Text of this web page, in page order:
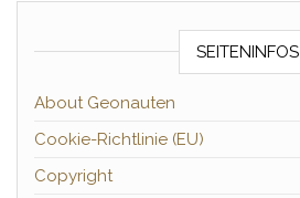
SEITENINFOS
About Geonauten
Cookie-Richtlinie (EU)
Copyright